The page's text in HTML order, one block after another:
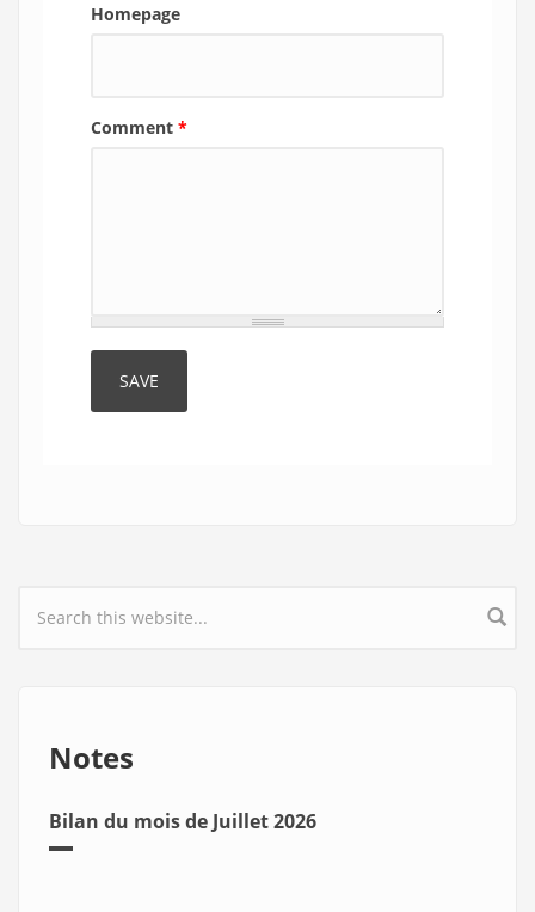
Homepage
Comment *
Search form
Notes
Bilan du mois de Juillet 2026